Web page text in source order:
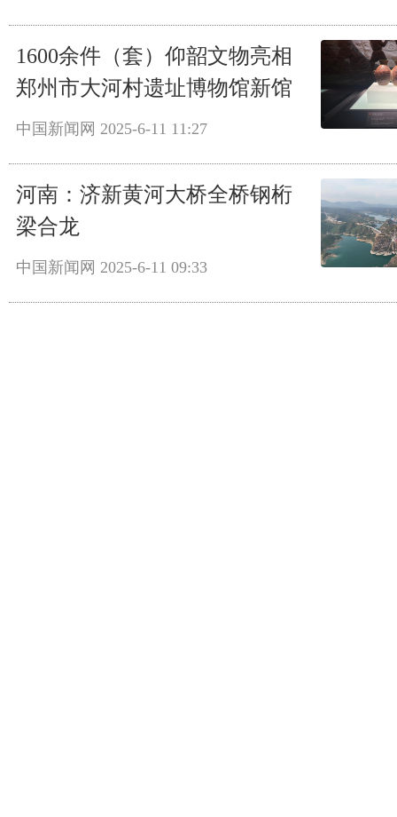
1600余件（套）仰韶文物亮相
郑州市大河村遗址博物馆新馆
中国新闻网 2025-6-11 11:27
河南：济新黄河大桥全桥钢桁
梁合龙
中国新闻网 2025-6-11 09:33